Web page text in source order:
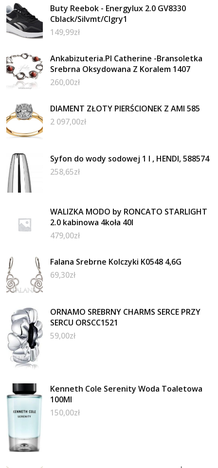
Buty Reebok - Energylux 2.0 GV8330
Cblack/Silvmt/Clgry1
149,99zł
Ankabizuteria.Pl Catherine -Bransoletka
Srebrna Oksydowana Z Koralem 1407
260,00zł
DIAMENT ZŁOTY PIERŚCIONEK Z AMI 585
2 097,00zł
Syfon do wody sodowej 1 l , HENDI, 588574
258,65zł
WALIZKA MODO by RONCATO STARLIGHT
2.0 kabinowa 4koła 40l
479,00zł
Falana Srebrne Kolczyki K0548 4,6G
69,30zł
ORNAMO SREBRNY CHARMS SERCE PRZY
SERCU ORSCC1521
59,00zł
Kenneth Cole Serenity Woda Toaletowa
100Ml
150,00zł